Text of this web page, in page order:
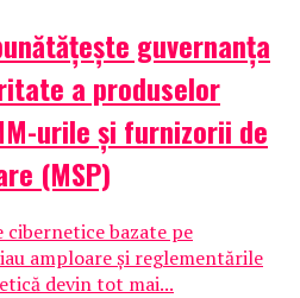
guvernanța
a produselor
urile și furnizorii de
(MSP)
cibernetice bazate pe
amploare și reglementările
devin tot mai...